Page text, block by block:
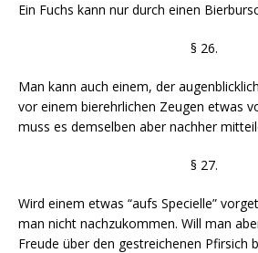
Ein Fuchs kann nur durch einen
§ 26.
Man kann auch einem, der
vor einem bierehrlichen Zeugen etwas
muss es demselben aber nachher
§ 27.
Wird einem etwas “aufs Specielle”
man nicht nachzukommen. Will man
Freude über den gestreichenen Pfirsich